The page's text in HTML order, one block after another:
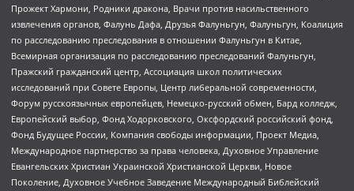
Прожект Хармони, Родники дракона, Врачи против насильственного
извлечения органов, Фалунь Дафа, Друзья Фалуньгун, Фалуньгун, Коалиция
по расследованию преследования в отношении Фалуньгун в Китае,
Всемирная организация по расследованию преследований Фалуньгун,
Пражский гражданский центр, Ассоциация школ политических
исследований при Совете Европы, Центр либеральной современности,
Форум русскоязычных европейцев, Немецко-русский обмен, Бард колледж,
Европейский выбор, Фонд Ходорковского, Оксфордский российский фонд,
Фонд Будущее России, Компания свободы информации, Проект Медиа,
Международное партнерство за права человека, Духовное Управление
Евангельских Христиан Украинской Христианской Церкви, Новое
Поколение, Духовное Учебное Заведение Международный Библейский